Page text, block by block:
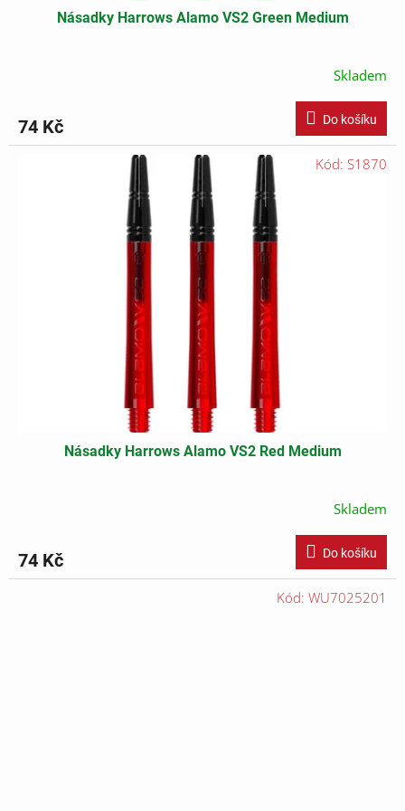
Násadky Harrows Alamo VS2 Green Medium
Skladem
74 Kč Do košíku
Násadky Harrows Alamo VS2 Red Medium
Skladem
74 Kč Do košíku
Kód: S1870
Kód: WU7025201